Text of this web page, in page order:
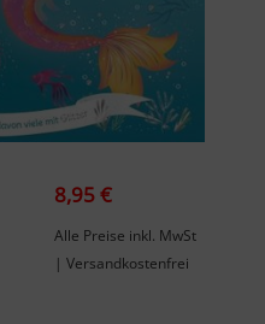
8,95 €
Alle Preise inkl. MwSt
| Versandkostenfrei